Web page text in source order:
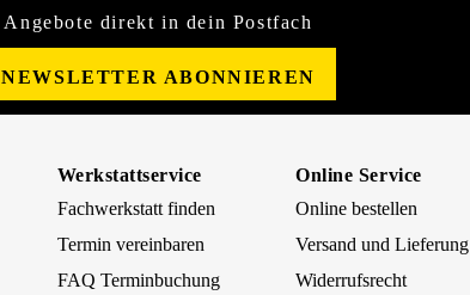
Angebote direkt in dein Postfach
NEWSLETTER ABONNIEREN
Werkstattservice
Fachwerkstatt finden
Termin vereinbaren
FAQ Terminbuchung
Online Service
Online bestellen
Versand und Lieferung
Widerrufsrecht